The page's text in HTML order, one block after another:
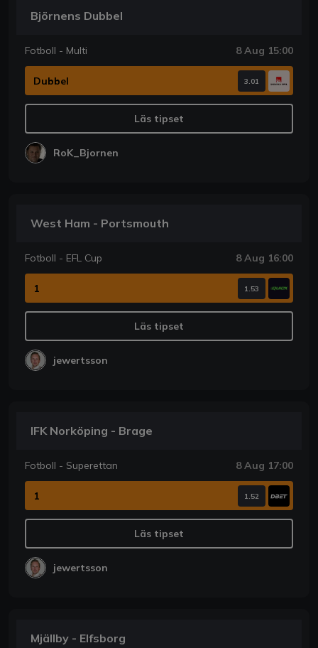
Björnens Dubbel
Fotboll - Multi 8 Aug 15:00
Dubbel 3.01
Läs tipset
RoK_Bjornen
West Ham - Portsmouth
Fotboll - EFL Cup 8 Aug 16:00
1 1.53
Läs tipset
jewertsson
IFK Norköping - Brage
Fotboll - Superettan 8 Aug 17:00
1 1.52
Läs tipset
jewertsson
Mjällby - Elfsborg